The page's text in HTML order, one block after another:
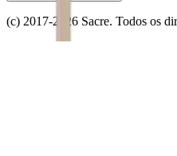
(c) 2017-2026 Sacre. Todos os